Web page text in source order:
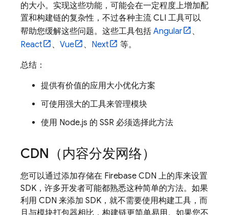
的大小。实现这些功能，可能会在一定程度上增加配
置和构建链的复杂性，不过各种主流 CLI 工具可以
帮助您缓解这些问题。这些工具包括 Angular
、
React
、 Vue 、 Next
等。
总结：
提供有价值的应用大小优化方案
可使用强大的工具来管理模块
使用 Node.js 的 SSR 必须选择此方法
CDN（内容分发网络）
您可以通过添加存储在 Firebase CDN 上的库来设置
SDK，许多开发者可能都熟悉这种简单的方法。如果
利用 CDN 来添加 SDK，就不需要使用构建工具，而
且与模块打包器相比，构建链更简单易用。如果您不